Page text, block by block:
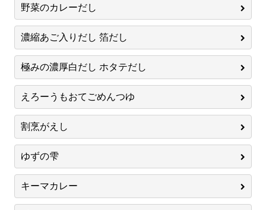
野菜のカレーだし
濃縮あご入りだし 箔だし
極みの濃厚白だし ホタテだし
えろーうもおてごめんつゆ
割烹がえし
ゆずの雫
キーマカレー